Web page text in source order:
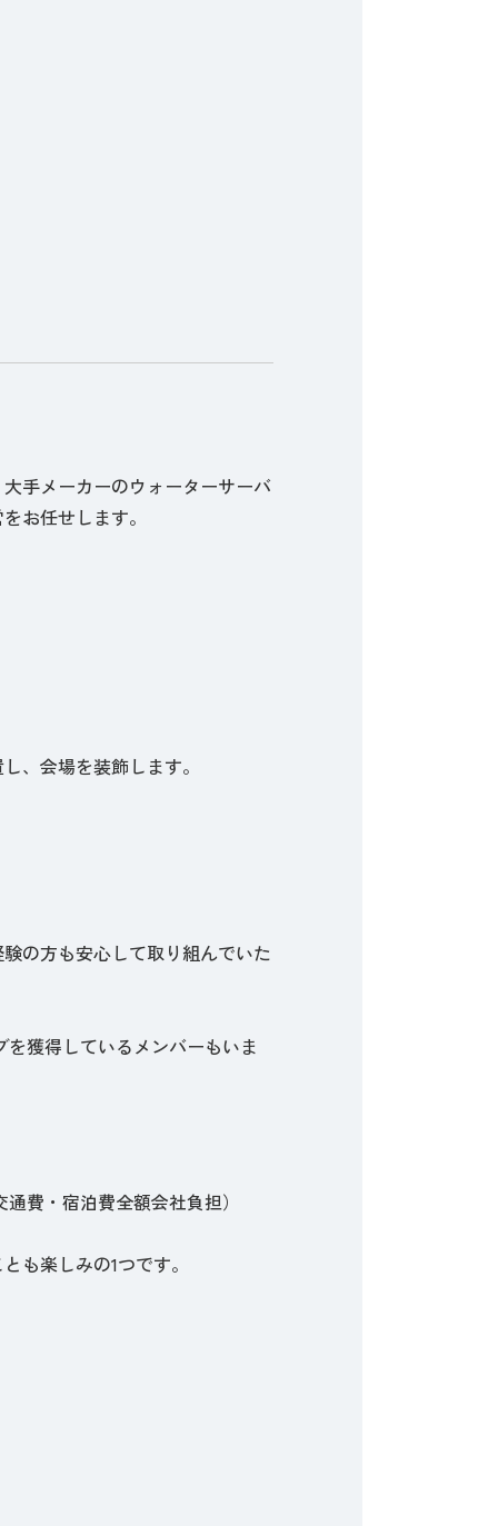
手メーカーのウォーターサーバ
お任せします。
、会場を装飾します。
の方も安心して取り組んでいた
獲得しているメンバーもいま
費・宿泊費全額会社負担）
も楽しみの1つです。